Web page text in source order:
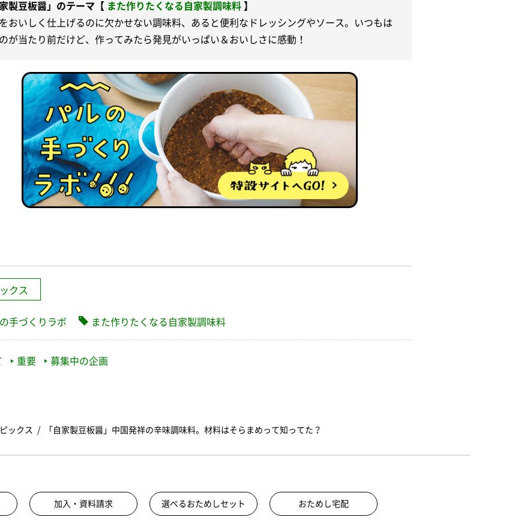
家製豆板醤」のテーマ【 また作りたくなる自家製調味料 】
おいしく仕上げるのに欠かせない調味料、あると便利なドレッシングやソース。いつもは
が当たり前だけど、作ってみたら発見がいっぱい＆おいしさに感動！
クス
手づくりラボ また作りたくなる自家製調味料
重要 募集中の企画
ピックス 「自家製豆板醤」中国発祥の辛味調味料。材料はそらまめって知ってた？
加入・資料請求 選べるおためしセット おためし宅配